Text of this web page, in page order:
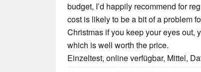
budget, I’d happily recommend for
cost is likely to be a bit of a problem
Christmas if you keep your eyes out,
which is well worth the price.
Einzeltest, online verfügbar, Mittel,